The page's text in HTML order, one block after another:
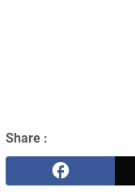
Share :